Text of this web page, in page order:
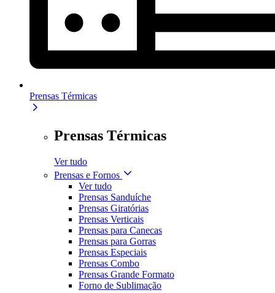
Prensas Térmicas
Prensas Térmicas
Ver tudo
Prensas e Fornos
Ver tudo
Prensas Sanduíche
Prensas Giratórias
Prensas Verticais
Prensas para Canecas
Prensas para Gorras
Prensas Especiais
Prensas Combo
Prensas Grande Formato
Forno de Sublimação